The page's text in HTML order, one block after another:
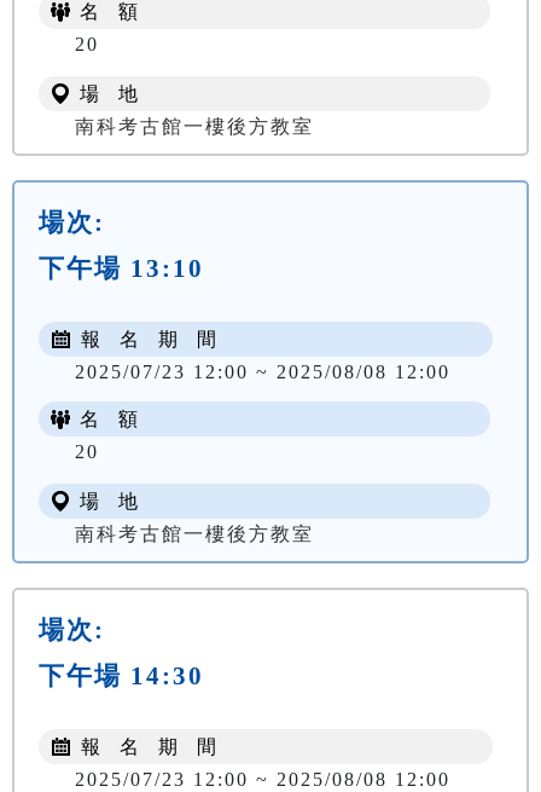
名 額
20
場 地
南科考古館一樓後方教室
場次:
下午場 13:10
報 名 期 間
2025/07/23 12:00 ~ 2025/08/08 12:00
名 額
20
場 地
南科考古館一樓後方教室
場次:
下午場 14:30
報 名 期 間
2025/07/23 12:00 ~ 2025/08/08 12:00